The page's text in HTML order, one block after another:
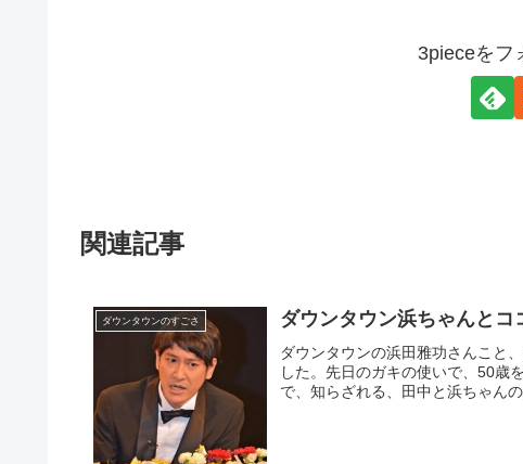
3pieceをフ
関連記事
ダウンタウンのすごさ ダウンタウン浜ちゃんと
ダウンタウンの浜田雅功さんこと
した。先日のガキの使いで、50歳
で、知らざれる、田中と浜ちゃん